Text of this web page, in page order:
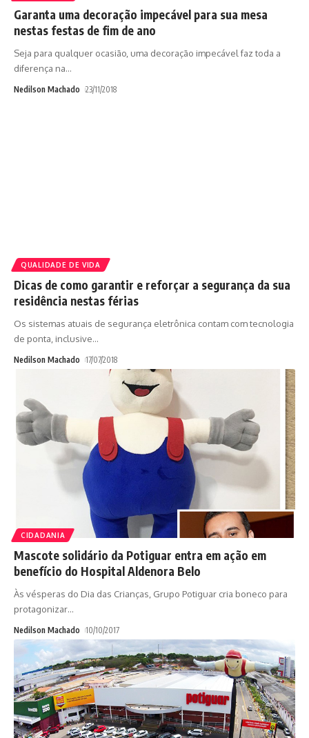
Garanta uma decoração impecável para sua mesa
nestas festas de fim de ano
Seja para qualquer ocasião, uma decoração impecável faz toda a
diferença na…
Nedilson Machado 23/11/2018
QUALIDADE DE VIDA
Dicas de como garantir e reforçar a segurança da sua
residência nestas férias
Os sistemas atuais de segurança eletrônica contam com tecnologia
de ponta, inclusive…
Nedilson Machado 17/07/2018
CIDADANIA
Mascote solidário da Potiguar entra em ação em
benefício do Hospital Aldenora Belo
Às vésperas do Dia das Crianças, Grupo Potiguar cria boneco para
protagonizar…
Nedilson Machado 10/10/2017